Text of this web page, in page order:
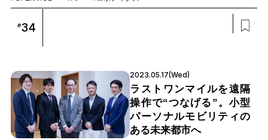
#34
2023.05.17(Wed)
ラストワンマイルを遠隔
操作で“つなげる”。小型
パーソナルモビリティの
ある未来都市へ